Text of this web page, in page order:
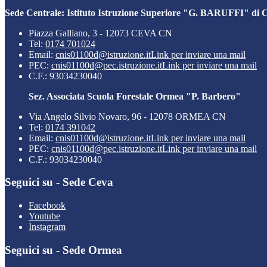
Sede Centrale: Istituto Istruzione Superiore "G. BARUFFI" di
Piazza Galliano, 3 - 12073 CEVA CN
Tel: 0174 701024
Email: cnis01100d@istruzione.itLink per inviare una mail
PEC: cnis01100d@pec.istruzione.itLink per inviare una mail
C.F.: 93034230040
Sez. Associata Scuola Forestale Ormea "P. Barbero"
Via Angelo Silvio Novaro, 96 - 12078 ORMEA CN
Tel: 0174 391042
Email: cnis01100d@istruzione.itLink per inviare una mail
PEC: cnis01100d@pec.istruzione.itLink per inviare una mail
C.F.: 93034230040
Seguici su - Sede Ceva
Facebook
Youtube
Instagram
Seguici su - Sede Ormea